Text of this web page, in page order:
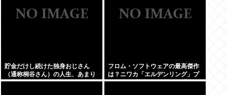
貯金だけし続けた独身おじさん
（通称桐谷さん）の人生、あまり
に悲惨すぎるwww
フロム・ソフトウェアの最高傑作
は？ニワカ「エルデンリング」プ
レステ厨「ブラボ」逆張り「ダク